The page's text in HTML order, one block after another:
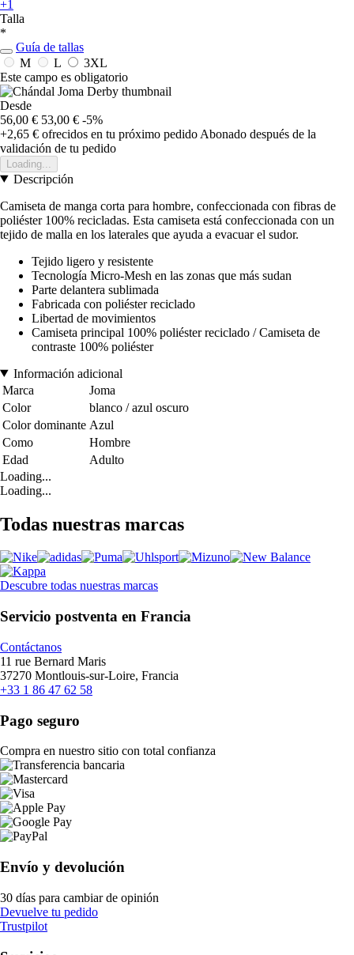
+1
Talla
*
Guía de tallas
M
L
3XL
Este campo es obligatorio
Desde
56,00 € 53,00 € -5%
+2,65 € ofrecidos en tu próximo pedido Abonado después de la
validación de tu pedido
Loading...
Descripción
Camiseta de manga corta para hombre, confeccionada con fibras de
poliéster 100% recicladas. Esta camiseta está confeccionada con un
tejido de malla en los laterales que ayuda a evacuar el sudor.
Tejido ligero y resistente
Tecnología Micro-Mesh en las zonas que más sudan
Parte delantera sublimada
Fabricada con poliéster reciclado
Libertad de movimientos
Camiseta principal 100% poliéster reciclado / Camiseta de
contraste 100% poliéster
Información adicional
Marca
Joma
Color
blanco / azul oscuro
Color dominante Azul
Como
Hombre
Edad
Adulto
Loading...
Loading...
Todas nuestras marcas
Descubre todas nuestras marcas
Servicio postventa en Francia
Contáctanos
11 rue Bernard Maris
37270 Montlouis-sur-Loire, Francia
+33 1 86 47 62 58
Pago seguro
Compra en nuestro sitio con total confianza
Envío y devolución
30 días para cambiar de opinión
Devuelve tu pedido
Trustpilot